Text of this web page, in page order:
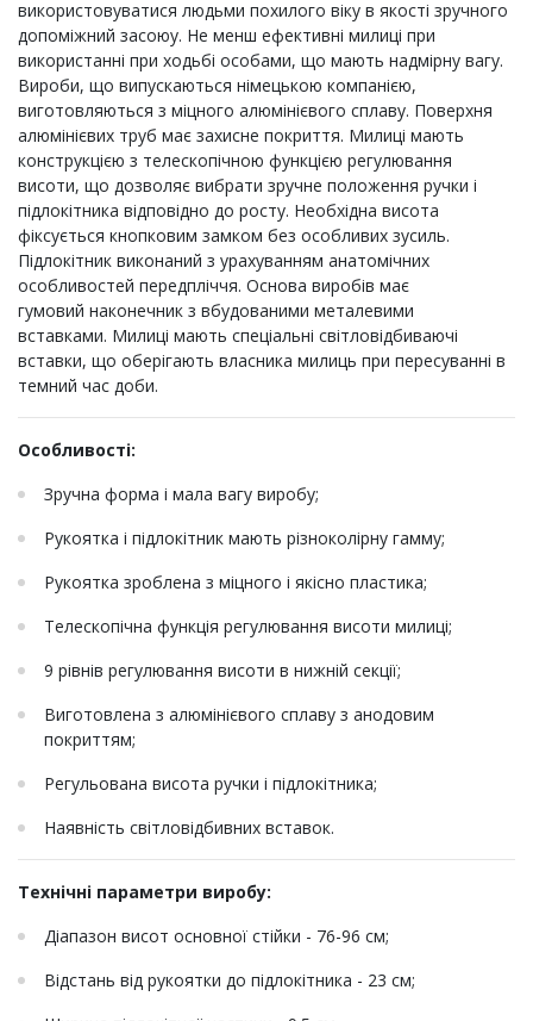
використовуватися людьми похилого віку в якості зручного
допоміжний засоюу. Не менш ефективні милиці при
використанні при ходьбі особами, що мають надмірну вагу.
Вироби, що випускаються німецькою компанією,
виготовляються з міцного алюмінієвого сплаву. Поверхня
алюмінієвих труб має захисне покриття. Милиці мають
конструкцією з телескопічною функцією регулювання
висоти, що дозволяє вибрати зручне положення ручки і
підлокітника відповідно до росту. Необхідна висота
фіксується кнопковим замком без особливих зусиль.
Підлокітник виконаний з урахуванням анатомічних
особливостей передпліччя. Основа виробів має
гумовий наконечник з вбудованими металевими
вставками. Милиці мають спеціальні світловідбиваючі
вставки, що оберігають власника милиць при пересуванні в
темний час доби.
Особливості:
Зручна форма і мала вагу виробу;
Рукоятка і підлокітник мають різноколірну гамму;
Рукоятка зроблена з міцного і якісно пластика;
Телескопічна функція регулювання висоти милиці;
9 рівнів регулювання висоти в нижній секції;
Виготовлена з алюмінієвого сплаву з анодовим
покриттям;
Регульована висота ручки і підлокітника;
Наявність світловідбивних вставок.
Технічні параметри виробу:
Діапазон висот основної стійки - 76-96 см;
Відстань від рукоятки до підлокітника - 23 см;